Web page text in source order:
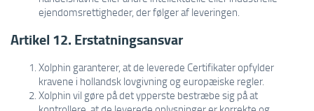
ejendomsrettigheder, der følger af leveringen.
Artikel 12. Erstatningsansvar
Xolphin garanterer, at de leverede Certifikater opfylder
kravene i hollandsk lovgivning og europæiske regler.
Xolphin vil gøre på det ypperste bestræbe sig på at